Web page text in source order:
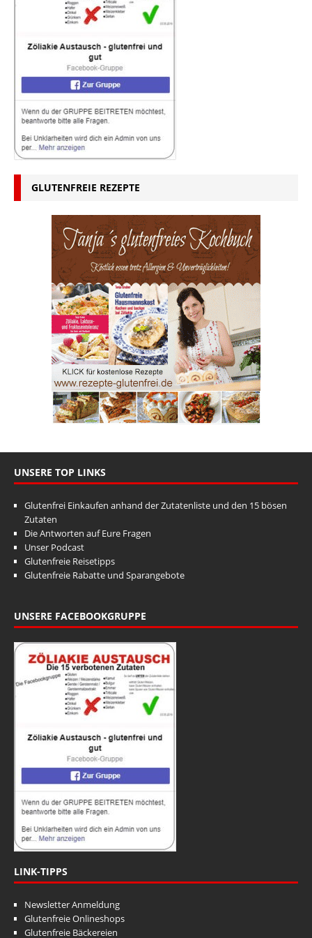
GLUTENFREIE REZEPTE
UNSERE TOP LINKS
Glutenfrei Einkaufen anhand der Zutatenliste und den 15 bösen
Zutaten
Die Antworten auf Eure Fragen
Unser Podcast
Glutenfreie Reisetipps
Glutenfreie Rabatte und Sparangebote
UNSERE FACEBOOKGRUPPE
LINK-TIPPS
Newsletter Anmeldung
Glutenfreie Onlineshops
Glutenfreie Bäckereien